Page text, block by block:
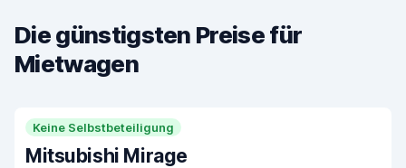
Die günstigsten Preise für
Mietwagen
Keine Selbstbeteiligung
Mitsubishi Mirage